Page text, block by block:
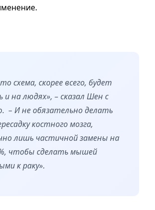
схема, скорее всего, будет
на людях», – сказал Шен с
– И не обязательно делать
костного мозга,
лишь частичной замены на
чтобы сделать мышей
к раку».